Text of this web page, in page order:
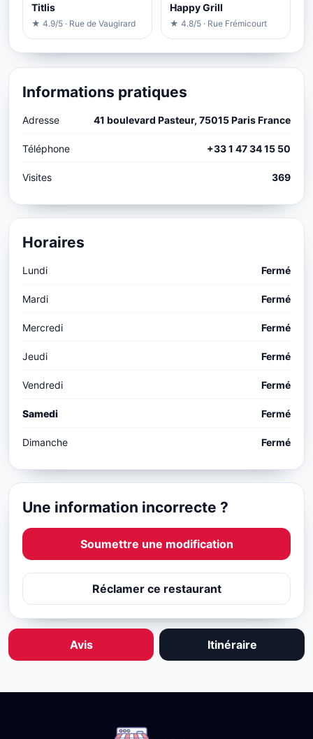
Titlis
★ 4.9/5 · Rue de Vaugirard
Happy Grill
★ 4.8/5 · Rue Frémicourt
Informations pratiques
Adresse 41 boulevard Pasteur, 75015 Paris France
Téléphone +33 1 47 34 15 50
Visites 369
Horaires
Lundi Fermé
Mardi Fermé
Mercredi Fermé
Jeudi Fermé
Vendredi Fermé
Samedi Fermé
Dimanche Fermé
Une information incorrecte ?
Soumettre une modification
Réclamer ce restaurant
Avis Itinéraire